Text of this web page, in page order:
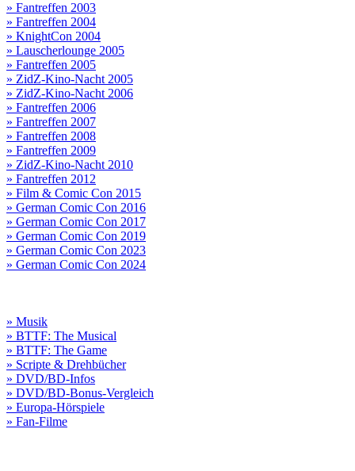
» Fantreffen 2003
» Fantreffen 2004
» KnightCon 2004
» Lauscherlounge 2005
» Fantreffen 2005
» ZidZ-Kino-Nacht 2005
» ZidZ-Kino-Nacht 2006
» Fantreffen 2006
» Fantreffen 2007
» Fantreffen 2008
» Fantreffen 2009
» ZidZ-Kino-Nacht 2010
» Fantreffen 2012
» Film & Comic Con 2015
» German Comic Con 2016
» German Comic Con 2017
» German Comic Con 2019
» German Comic Con 2023
» German Comic Con 2024
» Musik
» BTTF: The Musical
» BTTF: The Game
» Scripte & Drehbücher
» DVD/BD-Infos
» DVD/BD-Bonus-Vergleich
» Europa-Hörspiele
» Fan-Filme